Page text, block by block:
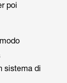
poi
sistema di